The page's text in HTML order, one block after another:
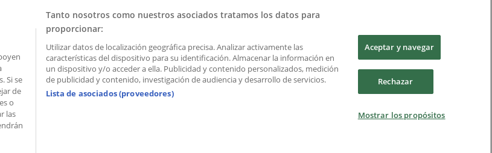
– 08039 Barcelona, Spain
Si se
de
o
las
Tanto nosotros como nuestros asociados tratamos los datos para
proporcionar:
Utilizar datos de localización geográfica precisa. Analizar activamente las
características del dispositivo para su identificación. Almacenar la información en
un dispositivo y/o acceder a ella. Publicidad y contenido personalizados, medición
de publicidad y contenido, investigación de audiencia y desarrollo de servicios.
Lista de asociados (proveedores)
Aceptar y navegar
Rechazar
Mostrar los propósitos